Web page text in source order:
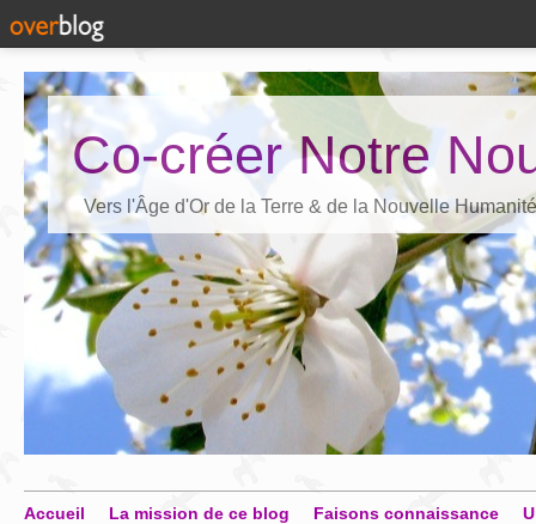
Co-créer Notre
Vers l'Âge d'Or de la Terre & de la Nouvelle Humanité
Accueil La mission de ce blog Faisons connaissance